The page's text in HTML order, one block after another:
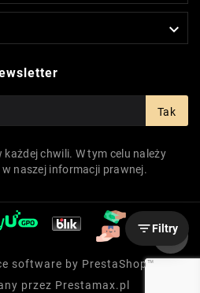
Filtry

Tak
chwili. W tym celu należy
w naszej informacji prawnej.
software by PrestaShop™
przez Prestamax.pl